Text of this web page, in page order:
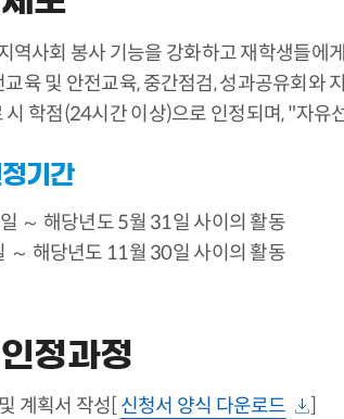
역사회 봉사 기능을 강화하고 재학생들
육 및 안전교육, 중간점검, 성과공유회와
학점(24시간 이상)으로 인정되며, "자유
기간
～ 해당년도 5월 31일 사이의 활동
～ 해당년도 11월 30일 사이의 활동
정과정
계획서 작성[ 신청서 양식 다운로드